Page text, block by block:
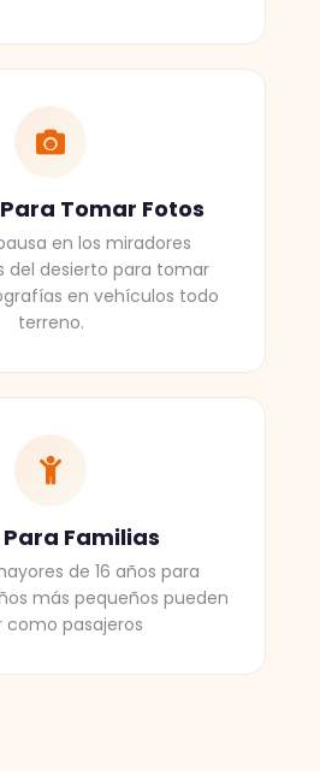
Tomar Fotos
en los miradores
del desierto para tomar
en vehículos todo
terreno.
Familias
de 16 años para
más pequeños pueden
como pasajeros